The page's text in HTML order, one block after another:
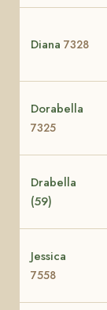
Diana 7328
Dorabella
7325
Drabella
(59)
Jessica
7558